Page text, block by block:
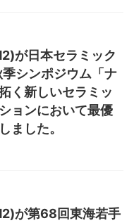
が日本セラミック
シンポジウム「ナ
く新しいセラミッ
ョンにおいて最優
ました。
が第68回東海若手